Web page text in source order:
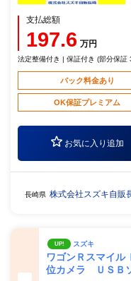
支払総額
197.6 万円
法定整備付き | 保証付き (部分保証
パック料金あり
OK保証プレミアム
お気に入り追加
長崎県 株式会社スズキ自
UP! スズキ
ワゴンＲスマイ
位カメラ ＵＳＢ